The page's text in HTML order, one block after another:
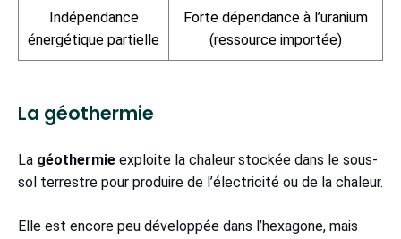
Indépendance
énergétique partielle
Forte dépendance à l’uranium
(ressource importée)
La géothermie
La géothermie exploite la chaleur stockée dans le sous-
sol terrestre pour produire de l’électricité ou de la chaleur.
Elle est encore peu développée dans l’hexagone, mais